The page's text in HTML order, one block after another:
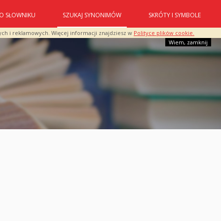
i reklamowych. Więcej informacji znajdziesz w Polityce plików cookie.
Wiem, zamknij
O SŁOWNIKU SZUKAJ SYNONIMÓW SKRÓTY I SYMBOLE